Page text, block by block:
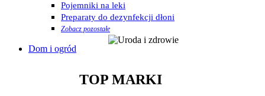
Pojemniki na leki
Preparaty do dezynfekcji dłoni
Zobacz pozostałe
Dom i ogród
TOP MARKI